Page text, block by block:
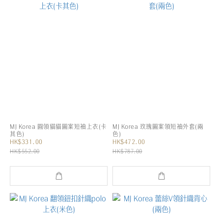
MJ Korea 圓領貓貓圖案短袖上衣(卡
其色)
HK$331.00
HK$552.00
MJ Korea 玫瑰圖案領短袖外套(兩
色)
HK$472.00
HK$787.00